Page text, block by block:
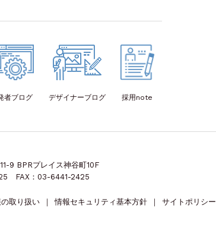
者ブログ デザイナーブログ 採用note
9 BPRプレイス神谷町10F
FAX：03-6441-2425
取り扱い ｜ 情報セキュリティ基本方針 ｜ サイトポリシー